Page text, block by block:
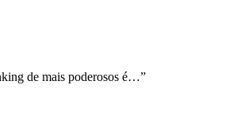
de mais poderosos é…”